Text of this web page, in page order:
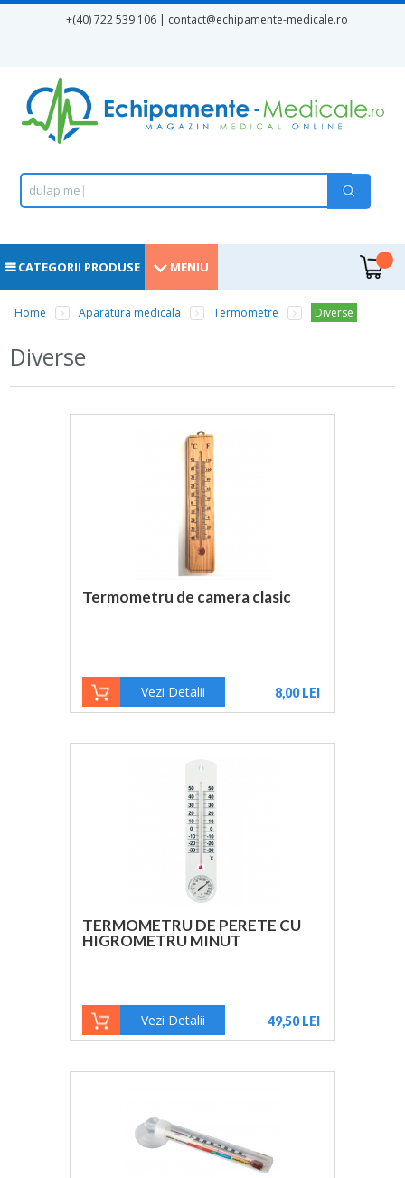
+(40) 722 539 106 | contact@echipamente-medicale.ro
Formular de căutare
Căutare
.dulap me d
MENIU
CATEGORII PRODUSE
Eşti aici
Home Aparatura medicala Termometre Diverse
Diverse
Termometru de camera clasic
Vezi Detalii 8,00 LEI
TERMOMETRU DE PERETE CU
HIGROMETRU MINUT
Vezi Detalii 49,50 LEI